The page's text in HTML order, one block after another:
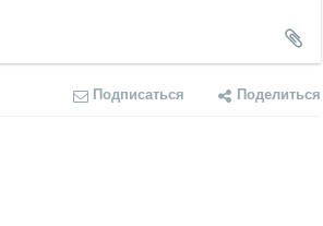
Подписаться Поделиться